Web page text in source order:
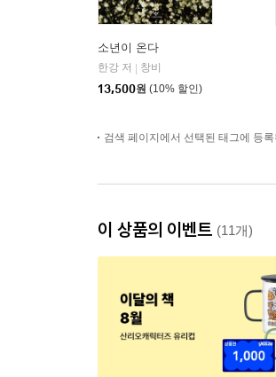
소년이 온다
한강 저
창비
13,500원 (10% 할인)
검색 페이지에서 선택된 태그에 등
이 상품의 이벤트 (11개)